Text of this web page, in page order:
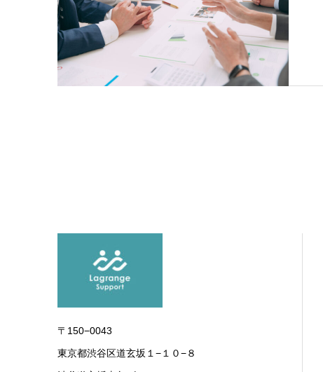
〒150−0043
東京都渋谷区道玄坂１−１０−８